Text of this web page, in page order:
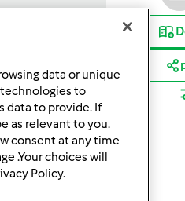
porcji
porcji
data or unique
to
data to provide. If
as relevant to you.
consent at any time
.Your choices will
Policy.